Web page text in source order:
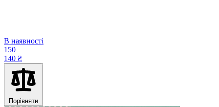
В наявності
150
140 ₴
Порівняти